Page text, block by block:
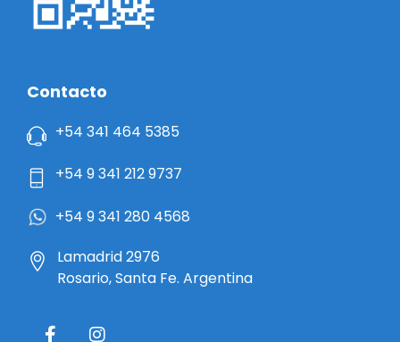
Contacto
+54 341 464 5385
+54 9 341 212 9737
+54 9 341 280 4568
Lamadrid 2976
Rosario, Santa Fe. Argentina